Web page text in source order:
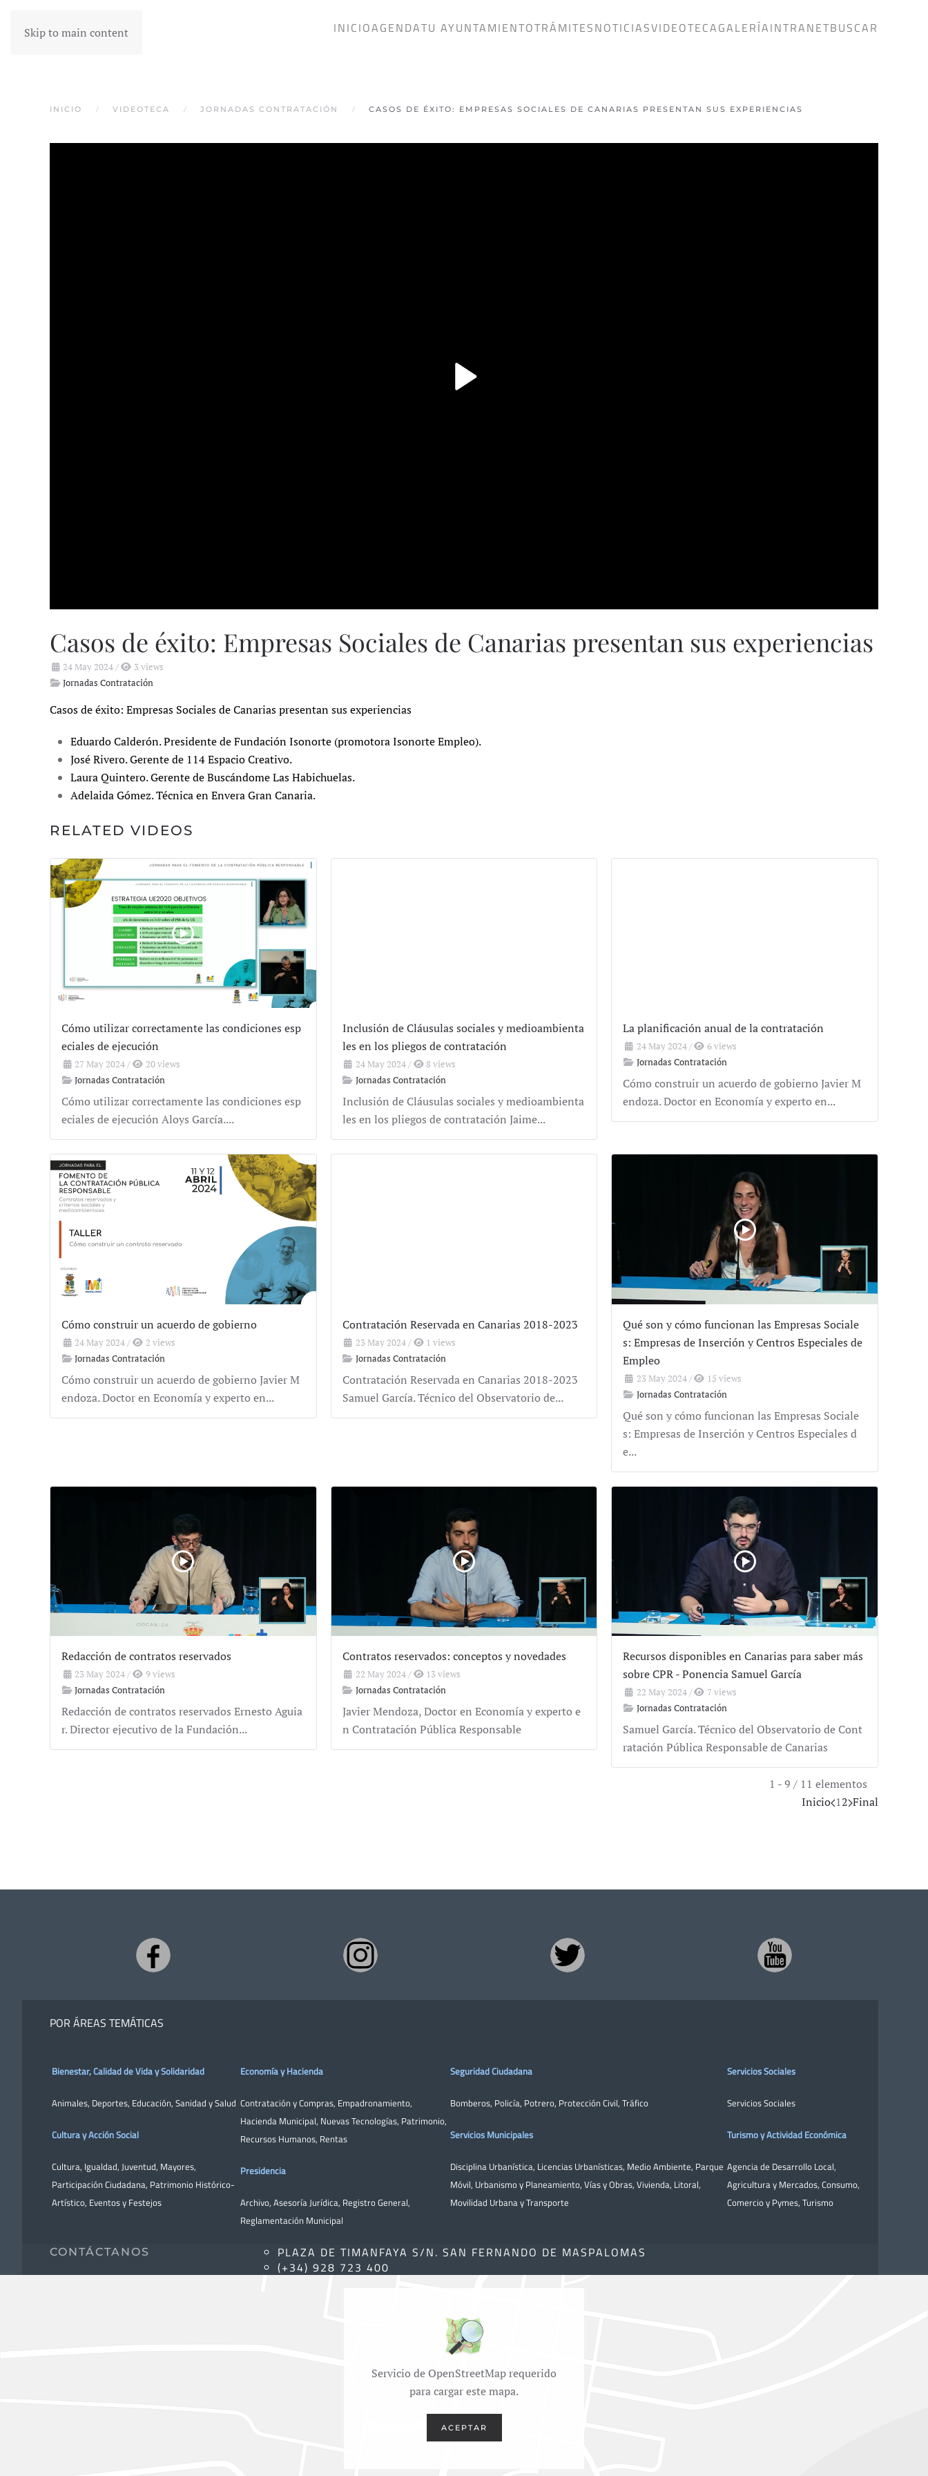
Skip to main content INICIOAGENDATU AYUNTAMIENTOTRÁMITESNOTICIASVIDEOTECAGALERÍAINTRANETBUSCAR
INICIO VIDEOTECA JORNADAS CONTRATACIÓN CASOS DE ÉXITO: EMPRESAS SOCIALES DE CANARIAS PRESENTAN SUS EXPERIENCIAS
Casos de éxito: Empresas Sociales de Canarias presentan sus experiencias
24 May 2024/
3 views
Jornadas Contratación
Casos de éxito: Empresas Sociales de Canarias presentan sus experiencias
Eduardo Calderón. Presidente de Fundación Isonorte (promotora Isonorte Empleo).
José Rivero. Gerente de 114 Espacio Creativo.
Laura Quintero. Gerente de Buscándome Las Habichuelas.
Adelaida Gómez. Técnica en Envera Gran Canaria.
RELATED VIDEOS
Cómo utilizar correctamente las condiciones esp
eciales de ejecución
27 May 2024/
20 views
Jornadas Contratación
Cómo utilizar correctamente las condiciones esp
eciales de ejecución Aloys García....
Inclusión de Cláusulas sociales y medioambienta
les en los pliegos de contratación
24 May 2024/
8 views
Jornadas Contratación
Inclusión de Cláusulas sociales y medioambienta
les en los pliegos de contratación Jaime...
La planificación anual de la contratación
24 May 2024/
6 views
Jornadas Contratación
Cómo construir un acuerdo de gobierno Javier M
endoza. Doctor en Economía y experto en...
Cómo construir un acuerdo de gobierno
24 May 2024/
2 views
Jornadas Contratación
Cómo construir un acuerdo de gobierno Javier M
endoza. Doctor en Economía y experto en...
Contratación Reservada en Canarias 2018-2023
23 May 2024/
1 views
Jornadas Contratación
Contratación Reservada en Canarias 2018-2023
Samuel García. Técnico del Observatorio de...
Qué son y cómo funcionan las Empresas Sociale
s: Empresas de Inserción y Centros Especiales de
Empleo
23 May 2024/
15 views
Jornadas Contratación
Qué son y cómo funcionan las Empresas Sociale
s: Empresas de Inserción y Centros Especiales d
e...
Redacción de contratos reservados
23 May 2024/
9 views
Jornadas Contratación
Redacción de contratos reservados Ernesto Aguia
r. Director ejecutivo de la Fundación...
Contratos reservados: conceptos y novedades
22 May 2024/
13 views
Jornadas Contratación
Javier Mendoza, Doctor en Economía y experto e
n Contratación Pública Responsable
Recursos disponibles en Canarias para saber más
sobre CPR - Ponencia Samuel García
22 May 2024/
7 views
Jornadas Contratación
Samuel García. Técnico del Observatorio de Cont
ratación Pública Responsable de Canarias
1 - 9 / 11 elementos
Inicio 12 Final
POR ÁREAS TEMÁTICAS
Bienestar, Calidad de Vida y Solidaridad
Animales, Deportes, Educación, Sanidad y Salud
Cultura y Acción Social
Cultura, Igualdad, Juventud, Mayores,
Participación Ciudadana, Patrimonio Histórico-
Artístico, Eventos y Festejos
Economía y Hacienda
Contratación y Compras, Empadronamiento,
Hacienda Municipal, Nuevas Tecnologías, Patrimonio,
Recursos Humanos, Rentas
Presidencia
Archivo, Asesoría Jurídica, Registro General,
Reglamentación Municipal
Seguridad Ciudadana
Bomberos, Policía, Potrero, Protección Civil, Tráfico
Servicios Municipales
Disciplina Urbanística, Licencias Urbanísticas, Medio Ambiente, Parque
Móvil, Urbanismo y Planeamiento, Vías y Obras, Vivienda, Litoral,
Movilidad Urbana y Transporte
Servicios Sociales
Servicios Sociales
Turismo y Actividad Económica
Agencia de Desarrollo Local,
Agricultura y Mercados, Consumo,
Comercio y Pymes, Turismo
CONTÁCTANOS
PLAZA DE TIMANFAYA S/N. SAN FERNANDO DE MASPALOMAS
(+34) 928 723 400
Servicio de OpenStreetMap requerido
para cargar este mapa.
ACEPTAR